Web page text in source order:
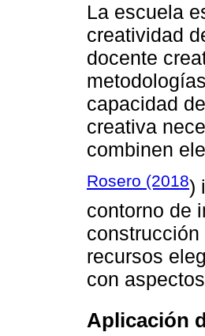
La escuela
creatividad
docente
capacidad
creativa
combinen
Rosero (2018)
contorno de
recursos
con
Aplicación